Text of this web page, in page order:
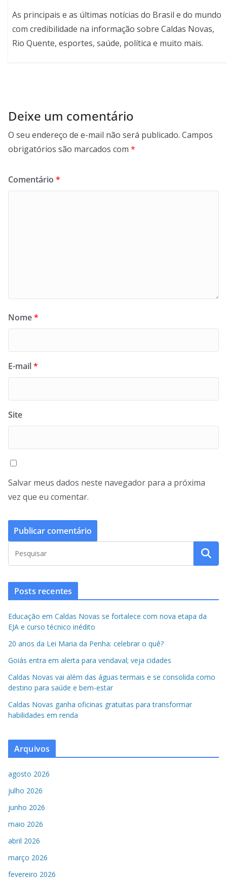
As principais e as últimas notícias do Brasil e do mundo
com credibilidade na informação sobre Caldas Novas,
Rio Quente, esportes, saúde, política e muito mais.
Deixe um comentário
O seu endereço de e-mail não será publicado. Campos
obrigatórios são marcados com *
Comentário *
Nome*
E-mail*
Site
Salvar meus dados neste navegador para a próxima
vez que eu comentar.
Posts recentes
Educação em Caldas Novas se fortalece com nova etapa da
EJA e curso técnico inédito
20 anos da Lei Maria da Penha: celebrar o quê?
Goiás entra em alerta para vendaval; veja cidades
Caldas Novas vai além das águas termais e se consolida como
destino para saúde e bem-estar
Caldas Novas ganha oficinas gratuitas para transformar
habilidades em renda
Arquivos
agosto 2026
julho 2026
junho 2026
maio 2026
abril 2026
março 2026
fevereiro 2026